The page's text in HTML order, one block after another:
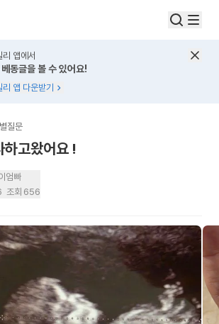
앱에서
동글을 볼 수 있어요!
리 앱 다운받기
질문
하고왔어요 !
엄빠
조회 656